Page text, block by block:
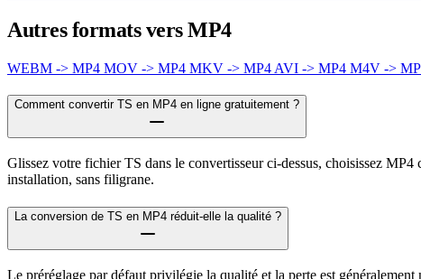
Autres formats vers MP4
WEBM -> MP4 MOV -> MP4 MKV -> MP4 AVI -> MP4 M4V ->
Comment convertir TS en MP4 en ligne gratuitement ?
Glissez votre fichier TS dans le convertisseur ci-dessus, choisissez
installation, sans filigrane.
La conversion de TS en MP4 réduit-elle la qualité ?
Le préréglage par défaut privilégie la qualité et la perte est